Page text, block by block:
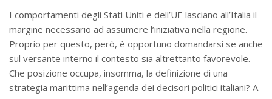
I comportamenti degli Stati Uniti e dell’UE lasciano all’Italia il
margine necessario ad assumere l’iniziativa nella regione.
Proprio per questo, però, è opportuno domandarsi se anche
sul versante interno il contesto sia altrettanto favorevole.
Che posizione occupa, insomma, la definizione di una
strategia marittima nell’agenda dei decisori politici italiani? A